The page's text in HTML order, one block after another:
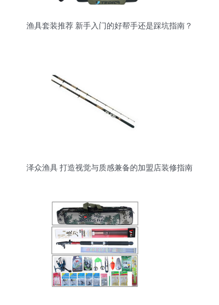
渔具套装推荐 新手入门的好帮手还是踩坑指南？
泽众渔具 打造视觉与质感兼备的加盟店装修指南